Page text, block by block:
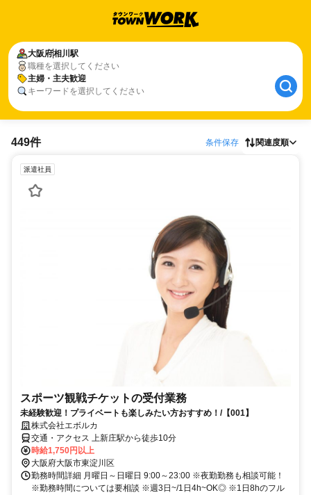
大阪府相川駅
職種を選択してください
主婦・主夫歓迎
キーワードを選択してください
449件 条件保存 関連度順
派遣社員
スポーツ観戦チケットの受付業務
未経験歓迎！プライベートも楽しみたい方おすすめ！/【001】
株式会社エボルカ
交通・アクセス 上新庄駅から徒歩10分
時給1,750円以上
大阪府大阪市東淀川区
勤務時間詳細 月曜日～日曜日 9:00～23:00 ※夜勤勤務も相談可能！
※勤務時間については要相談 ※週3日~/1日4h~OK◎ ※1日8hのフル